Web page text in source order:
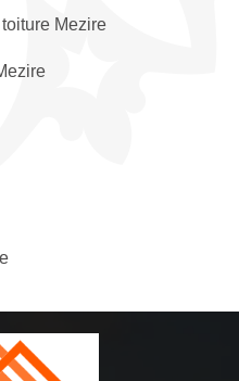
Mezire